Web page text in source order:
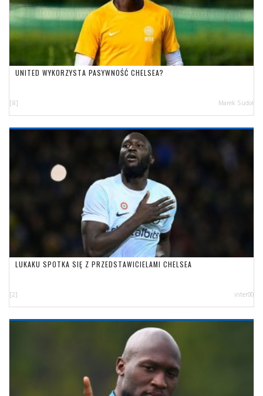
UNITED WYKORZYSTA PASYWNOŚĆ CHELSEA?
[8] Marek Sudoł
LUKAKU SPOTKA SIĘ Z PRZEDSTAWICIELAMI CHELSEA
[2] inter00